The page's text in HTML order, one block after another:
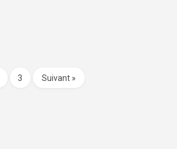
3 Suivant »